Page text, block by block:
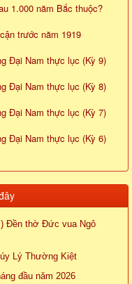
1.000 năm Bắc thuộc?
trước năm 1919
Đại Nam thực lục (Kỳ 9)
Đại Nam thực lục (Kỳ 8)
Đại Nam thực lục (Kỳ 7)
Đại Nam thực lục (Kỳ 6)
Đền thờ Đức vua Ngô
Lý Thường Kiệt
đầu năm 2026